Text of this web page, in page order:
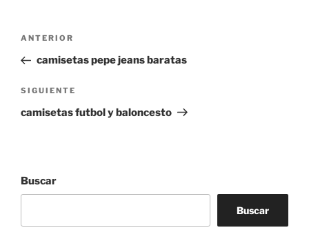
Navegación
entradas
Entrada
anterior:
ANTERIOR
camisetas pepe jeans baratas
Siguiente
entrada
SIGUIENTE
camisetas futbol y baloncesto
Buscar
Buscar